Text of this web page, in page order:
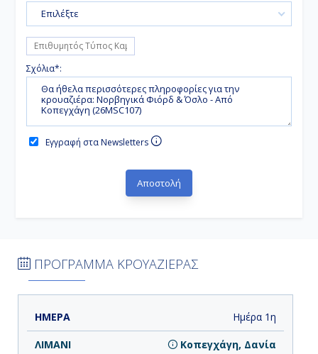
Επιλέξτε
Σχόλια*:
Εγγραφή στα Newsletters
ΠΡΟΓΡΑΜΜΑ ΚΡΟΥΑΖΙΕΡΑΣ
ΗΜΕΡΑ ΑΝΑΧΩΡΗΣΗ
Ημέρα 1η
Κοπεγχάγη, Δανία